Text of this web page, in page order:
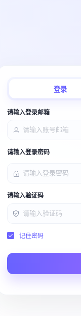
登录
请输入登录邮箱
请输入登录密码
请输入验证码
记住密码